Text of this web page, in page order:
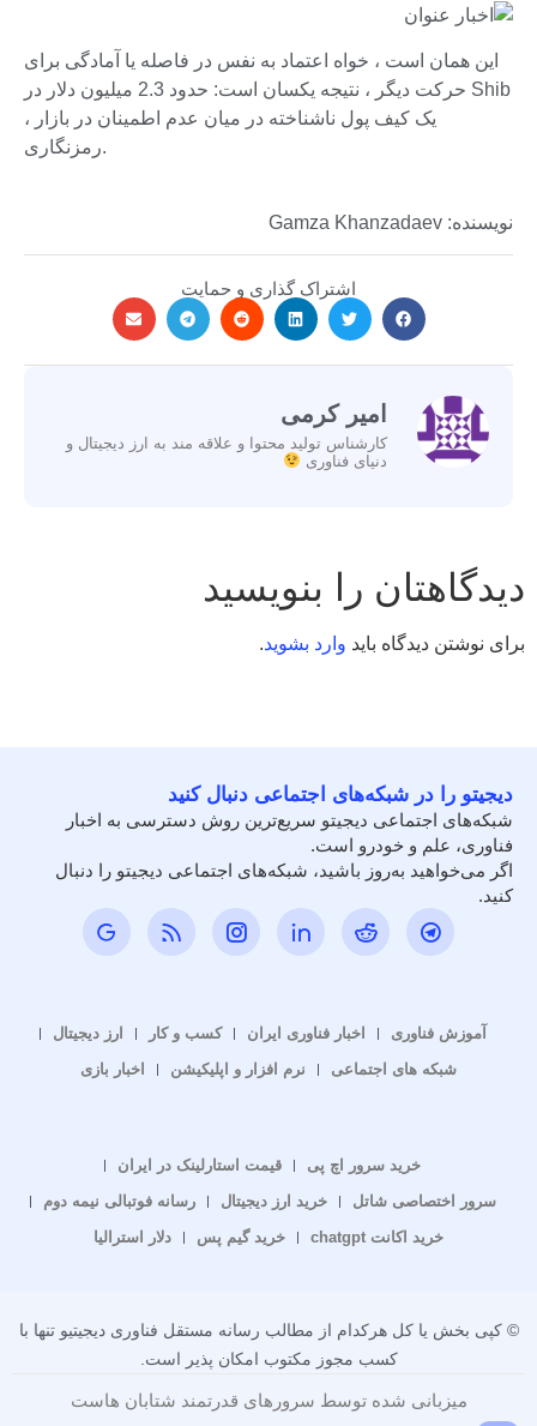
این همان است ، خواه اعتماد به نفس در فاصله یا آمادگی برای
حرکت دیگر ، نتیجه یکسان است: حدود 2.3 میلیون دلار در Shib
، یک کیف پول ناشناخته در میان عدم اطمینان در بازار
رمزنگاری.
نویسنده: Gamza Khanzadaev
اشتراک گذاری و حمایت
امیر کرمی
کارشناس تولید محتوا و علاقه مند به ارز دیجیتال و
دنیای فناوری
دیدگاهتان را بنویسید
برای نوشتن دیدگاه باید وارد بشوید.
دیجیتو را در شبکه‌های اجتماعی دنبال کنید
شبکه‌های اجتماعی دیجیتو سریع‌ترین روش دسترسی به اخبار
فناوری، علم و خودرو است.
اگر می‌خواهید به‌روز باشید، شبکه‌های اجتماعی دیجیتو را دنبال
کنید.
آموزش فناوری اخبار فناوری ایران کسب و کار
ارز دیجیتال
شبکه های اجتماعی
نرم افزار و اپلیکیشن اخبار بازی
خرید سرور اچ پی
قیمت استارلینک در ایران
سرور اختصاصی شاتل
خرید ارز دیجیتال
رسانه فوتبالی نیمه دوم
خرید اکانت chatgpt
خرید گیم پس دلار استرالیا
© کپی بخش یا کل هرکدام از مطالب رسانه مستقل فناوری دیجیتیو تنها با
کسب مجوز مکتوب امکان پذیر است.
میزبانی شده توسط سرورهای قدرتمند شتابان هاست